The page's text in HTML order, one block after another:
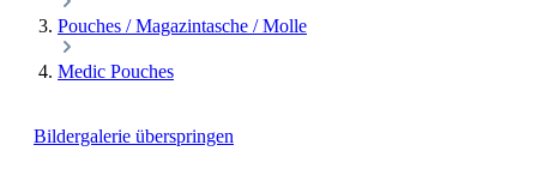
Pouches / Magazintasche / Molle
Medic Pouches
Bildergalerie überspringen